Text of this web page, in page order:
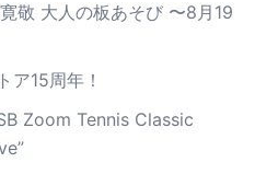
敬 大人の板あそび 〜8月19
ア15周年！
Zoom Tennis Classic